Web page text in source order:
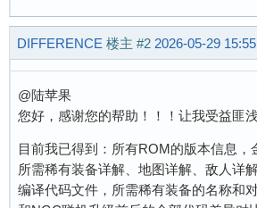
DIFFERENCE 楼主 #2 2026-05-29
@陆苹果
您好，感谢您的帮助！！！让我受益匪
目前我已得到：所有ROM的版本信息，
所需稀有装备详解、地图详解、敌人详
编译代码文件，所需稀有装备的名称和